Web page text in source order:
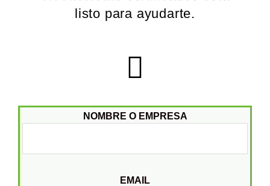
listo para ayudarte.
NOMBRE O EMPRESA
EMAIL